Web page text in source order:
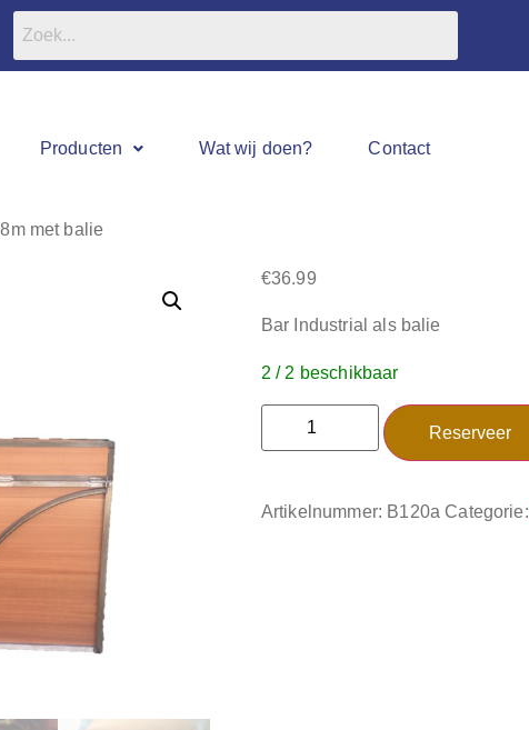
Producten Wat wij doen? Contact
met balie
€36.99
Bar Industrial als balie
2 / 2 beschikbaar
Reserveer
Artikelnummer: B120a Categorie: